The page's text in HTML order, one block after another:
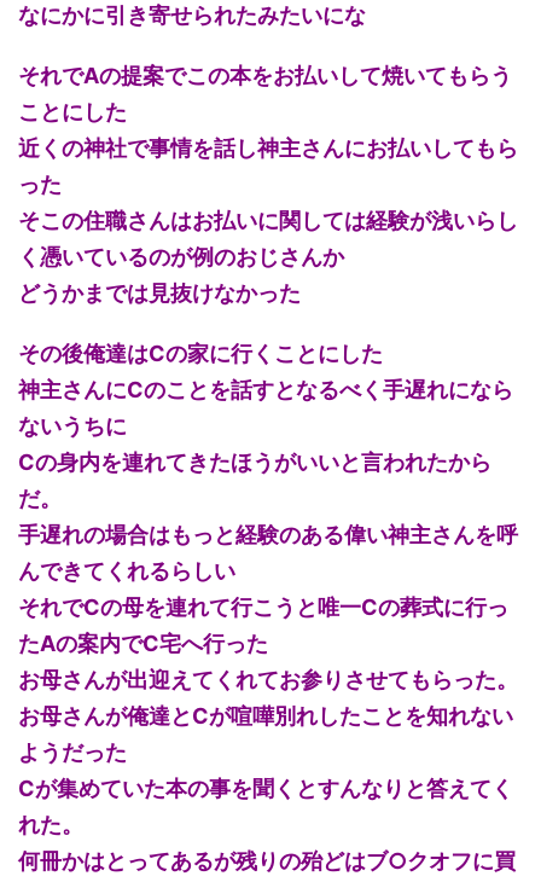
なにかに引き寄せられたみたいにな
それでAの提案でこの本をお払いして焼いてもらう
ことにした
近くの神社で事情を話し神主さんにお払いしてもら
った
そこの住職さんはお払いに関しては経験が浅いらし
く憑いているのが例のおじさんか
どうかまでは見抜けなかった
その後俺達はCの家に行くことにした
神主さんにCのことを話すとなるべく手遅れになら
ないうちに
Cの身内を連れてきたほうがいいと言われたから
だ。
手遅れの場合はもっと経験のある偉い神主さんを呼
んできてくれるらしい
それでCの母を連れて行こうと唯一Cの葬式に行っ
たAの案内でC宅へ行った
お母さんが出迎えてくれてお参りさせてもらった。
お母さんが俺達とCが喧嘩別れしたことを知れない
ようだった
Cが集めていた本の事を聞くとすんなりと答えてく
れた。
何冊かはとってあるが残りの殆どはブ○クオフに買